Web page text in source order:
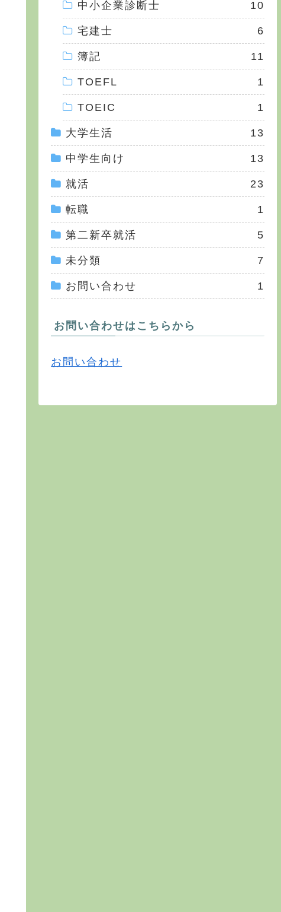
中小企業診断士 10
宅建士 6
簿記 11
TOEFL 1
TOEIC 1
大学生活 13
中学生向け 13
就活 23
転職 1
第二新卒就活 5
未分類 7
お問い合わせ 1
お問い合わせはこちらから
お問い合わせ